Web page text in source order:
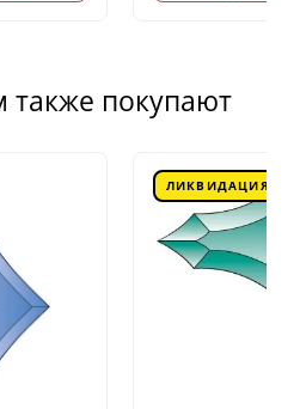
также покупают
ЛИКВИДАЦИЯ